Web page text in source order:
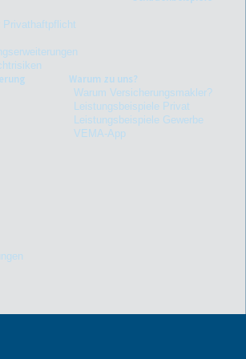
Privathaftpflicht
Warum zu uns?
Warum Versicherungsmakler?
Leistungsbeispiele Privat
Leistungsbeispiele Gewerbe
VEMA-App